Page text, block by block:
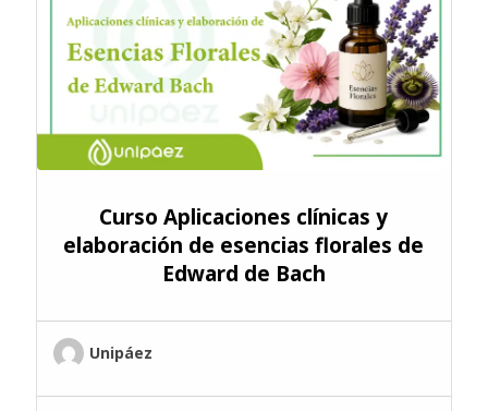
Curso Aplicaciones clínicas y
elaboración de esencias florales de
Edward de Bach
Unipáez